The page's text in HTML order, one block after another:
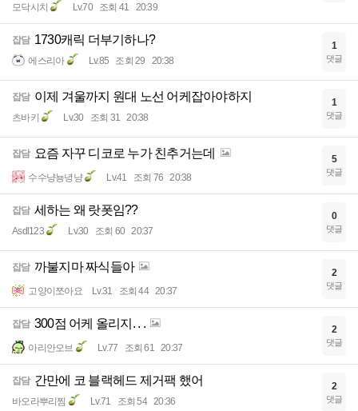
모닥시치 Lv.70 조회 41 20:39
잡담 1730캐릭 더부기하나?
에스리아 Lv.85 조회 29 20:38
1
댓글
잡담 이제 겨울까지 원대 노선 어케잡아야하지
츠바키 Lv.30 조회 31 20:38
1
댓글
잡담 요즘 자꾸 디코로 누가 친추거는데
수수냥뇽녕냥 Lv.41 조회 76 20:38
5
댓글
잡담 세하는 왜 랏폿임??
Asdl123 Lv.30 조회 60 20:37
0
댓글
잡담 까불지마 짜식들아
고양이쪼아요 Lv.31 조회 44 20:37
2
댓글
잡담 300점 어케 올리지. . .
아리안오브 Lv.77 조회 61 20:37
2
댓글
잡담 간만에 코 블랙헤드 제거팩 했어
바오라뿌리찜 Lv.71 조회 54 20:36
2
댓글